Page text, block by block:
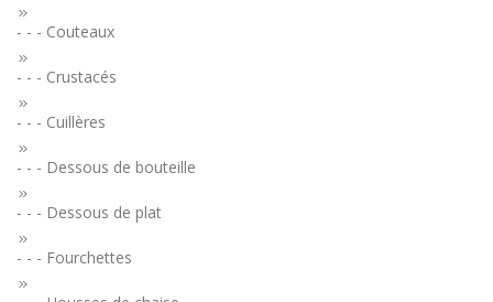
- - - Couteaux
- - - Crustacés
- - - Cuillères
- - - Dessous de bouteille
- - - Dessous de plat
- - - Fourchettes